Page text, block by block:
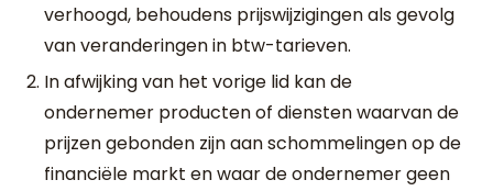
verhoogd, behoudens prijswijzigingen als gevolg
van veranderingen in btw-tarieven.
In afwijking van het vorige lid kan de
ondernemer producten of diensten waarvan de
prijzen gebonden zijn aan schommelingen op de
financiële markt en waar de ondernemer geen